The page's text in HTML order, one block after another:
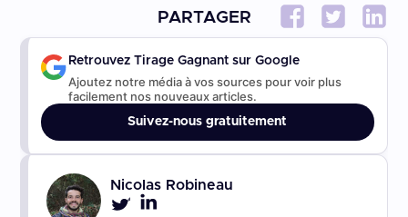
PARTAGER
Retrouvez Tirage Gagnant sur Google
Ajoutez notre média à vos sources pour voir plus
facilement nos nouveaux articles.
Suivez-nous gratuitement
Nicolas Robineau